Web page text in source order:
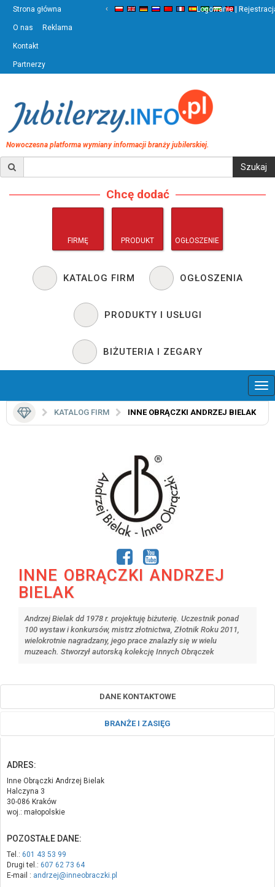
Strona główna
O nas Reklama
Kontakt
Partnerzy
‹ ›
Logowanie |
Nowoczesna platforma wymiany informacji branży jubilerskiej.
Chcę dodać
FIRMĘ PRODUKT OGŁOSZENIE
KATALOG FIRM OGŁOSZENIA
PRODUKTY I USŁUGI
BIŻUTERIA I ZEGARY
KATALOG FIRM INNE OBRĄCZKI ANDRZEJ BIELAK
INNE OBRĄCZKI ANDRZEJ
BIELAK
Andrzej Bielak dd 1978 r. projektuję biżuterię. Uczestnik ponad
100 wystaw i konkursów, mistrz złotnictwa, Złotnik Roku 2011,
wielokrotnie nagradzany, jego prace znalazły się w wielu
muzeach. Stworzył autorską kolekcję Innych Obrączek
DANE KONTAKTOWE
BRANŻE I ZASIĘG
ADRES:
Inne Obrączki Andrzej Bielak
Halczyna 3
30-086 Kraków
woj.: małopolskie
POZOSTAŁE DANE:
Tel.: 601 43 53 99
Drugi tel.: 607 62 73 64
E-mail : andrzej@inneobraczki.pl